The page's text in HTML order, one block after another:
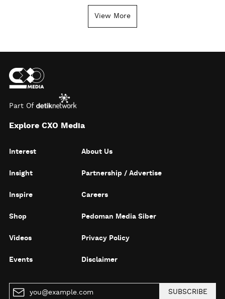
View More
Part Of
Explore CXO Media
Interest
Insight
Inspire
Shop
Videos
Events
About Us
Partnership / Advertise
Careers
Pedoman Media Siber
Privacy Policy
Disclaimer
SUBSCRIBE